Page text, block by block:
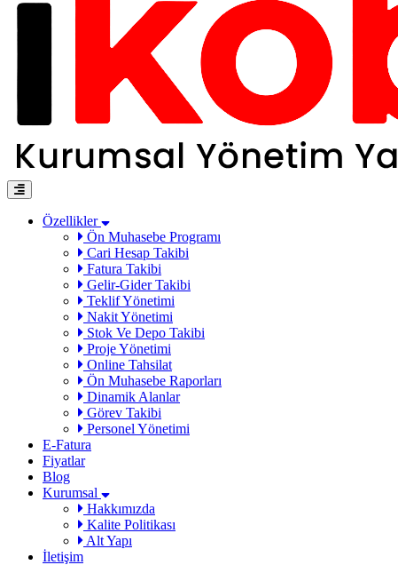
Özellikler
Ön Muhasebe Programı
Cari Hesap Takibi
Fatura Takibi
Gelir-Gider Takibi
Teklif Yönetimi
Nakit Yönetimi
Stok Ve Depo Takibi
Proje Yönetimi
Online Tahsilat
Ön Muhasebe Raporları
Dinamik Alanlar
Görev Takibi
Personel Yönetimi
E-Fatura
Fiyatlar
Blog
Kurumsal
Hakkımızda
Kalite Politikası
Alt Yapı
İletişim